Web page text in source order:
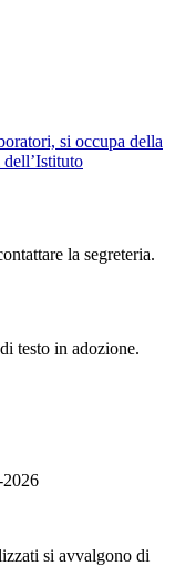
si occupa della
la segreteria.
testo in adozione.
2026
si avvalgono di